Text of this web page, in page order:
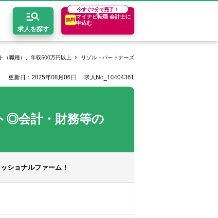
求人を探す
今すぐ2分で完了！
無料
マイナビ転職 会計士に
申込む
求人とは？
コンテンツ
の転職Q&A キャリア診断
会計事務所・税理士法人
エリア別求人情報
関西
（職種）、年収500万円以上 リゾルトパートナーズ株式会社の求人一覧
更新日：2025年08月06日 求人No_10404361
◎会計・財務等の
ショナルファーム！